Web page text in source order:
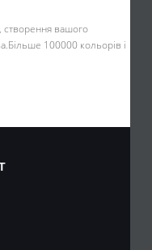
створення вашого
100000 кольорів і